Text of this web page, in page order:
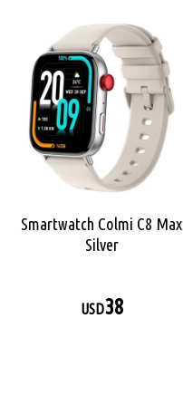
Smartwatch Colmi C8 Max
Silver
USD38